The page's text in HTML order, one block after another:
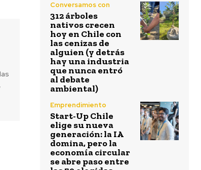
Conversamos con
312 árboles
nativos crecen
hoy en Chile con
las cenizas de
alguien (y detrás
hay una industria
que nunca entró
al debate
ambiental)
Emprendimiento
Start-Up Chile
elige su nueva
generación: la IA
domina, pero la
economía circular
se abre paso entre